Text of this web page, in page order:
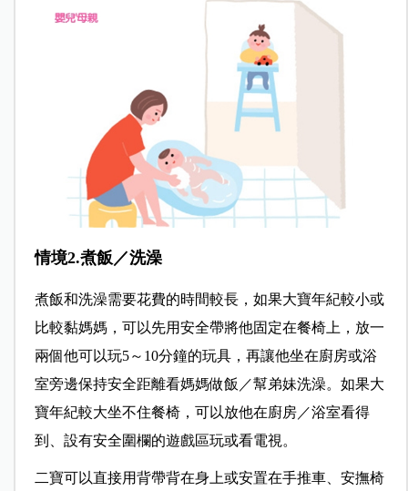
情境2.煮飯／洗澡
煮飯和洗澡需要花費的時間較長，如果大寶年紀較小或
比較黏媽媽，可以先用安全帶將他固定在餐椅上，放一
兩個他可以玩5～10分鐘的玩具，再讓他坐在廚房或浴
室旁邊保持安全距離看媽媽做飯／幫弟妹洗澡。如果大
寶年紀較大坐不住餐椅，可以放他在廚房／浴室看得
到、設有安全圍欄的遊戲區玩或看電視。
二寶可以直接用背帶背在身上或安置在手推車、安撫椅